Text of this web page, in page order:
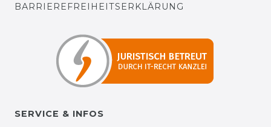
BARRIEREFREIHEITSERKLÄRUNG
SERVICE & INFOS